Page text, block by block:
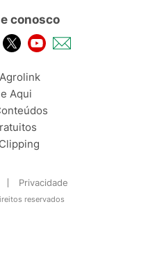
conosco
Aqui
Privacidade
reservados